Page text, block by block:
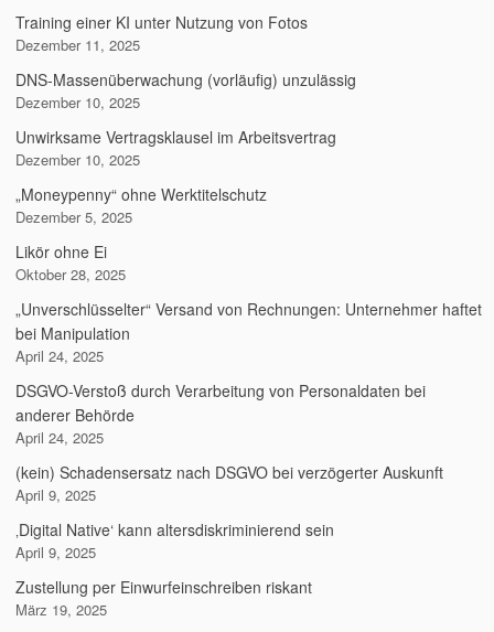
Training einer KI unter Nutzung von Fotos
Dezember 11, 2025
DNS-Massenüberwachung (vorläufig) unzulässig
Dezember 10, 2025
Unwirksame Vertragsklausel im Arbeitsvertrag
Dezember 10, 2025
„Moneypenny“ ohne Werktitelschutz
Dezember 5, 2025
Likör ohne Ei
Oktober 28, 2025
„Unverschlüsselter“ Versand von Rechnungen: Unternehmer haftet
bei Manipulation
April 24, 2025
DSGVO-Verstoß durch Verarbeitung von Personaldaten bei
anderer Behörde
April 24, 2025
(kein) Schadensersatz nach DSGVO bei verzögerter Auskunft
April 9, 2025
‚Digital Native‘ kann altersdiskriminierend sein
April 9, 2025
Zustellung per Einwurfeinschreiben riskant
März 19, 2025